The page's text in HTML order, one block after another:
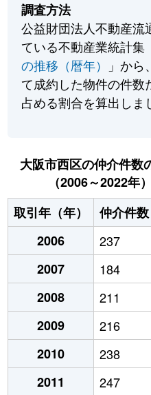
調査方法
公益財団法人不動産流
ている不動産業統計集
の推移（暦年）
」か
て成約した物件の件数
占める割合を算出しま
大阪市西区の仲介件数
（2006～2022年）
取引年（年）
仲介件数
2006
237
2007
184
2008
211
2009
216
2010
238
2011
247